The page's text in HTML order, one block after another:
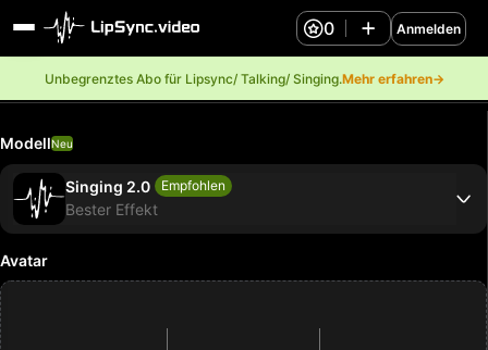
Unbegrenztes Abo für Lipsync/ Talking/ Singing.Mehr erfahren→
0 Anmelden
ModellNeu
Singing 2.0 Empfohlen
Bester Effekt
Avatar